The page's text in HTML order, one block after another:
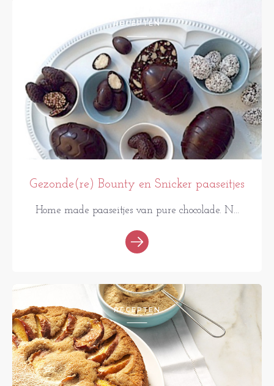
RECEPTEN
Gezonde(re) Bounty en Snicker paaseitjes
Home made paaseitjes van pure chocolade. N...
RECEPTEN